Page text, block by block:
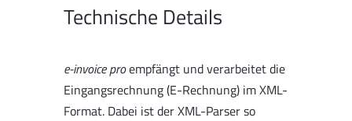
Technische Details
e-invoice proempfängt und verarbeitet die
Eingangsrechnung (E-Rechnung) im XML-
Format. Dabei ist der XML-Parser so